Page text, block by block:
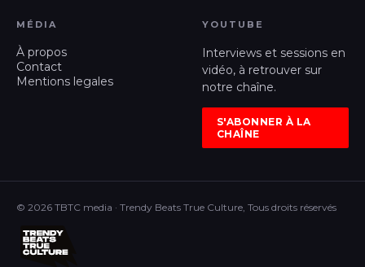
MÉDIA
À propos
Contact
Mentions legales
YOUTUBE
Interviews et sessions en
vidéo, à retrouver sur
notre chaîne.
S'ABONNER À LA
CHAÎNE
© 2026 TBTC media · Trendy Beats True Culture, Tous droits réservés